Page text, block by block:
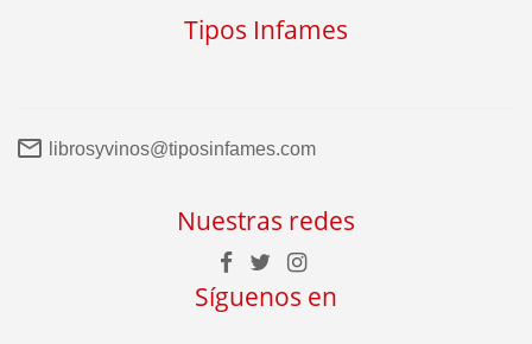
Tipos Infames
librosyvinos@tiposinfames.com
Nuestras redes
Síguenos en